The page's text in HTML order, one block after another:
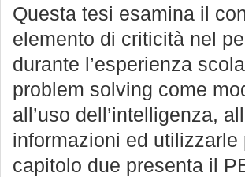
Questa tesi esamina il
elemento di criticità nel
durante l’esperienza
problem solving come
all’uso dell’intelligenza,
informazioni ed
capitolo due presenta il